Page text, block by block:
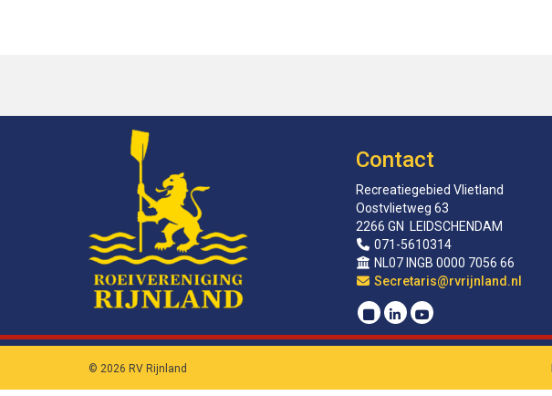
Contact
Recreatiegebied Vlietland
Oostvlietweg 63
2266 GN LEIDSCHENDAM
071-5610314
NL07 INGB 0000 7056 66
siraterceS@rvrijnland.nl
© 2026 RV Rijnland